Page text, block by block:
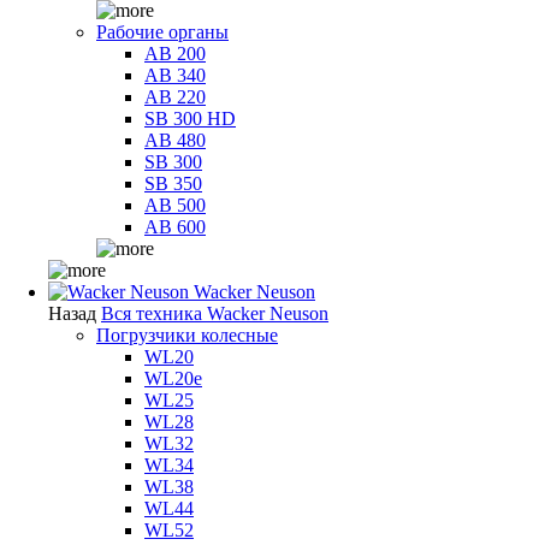
Рабочие органы
AB 200
AB 340
AB 220
SB 300 HD
AB 480
SB 300
SB 350
AB 500
AB 600
Wacker Neuson
Назад Вся техника Wacker Neuson
Погрузчики колесные
WL20
WL20e
WL25
WL28
WL32
WL34
WL38
WL44
WL52